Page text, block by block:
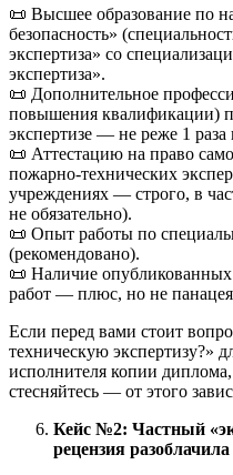
📜 Высшее образование по
безопасность»
экспертиза» со
экспертиза».
📜 Дополнительное
повышения квалификации)
экспертизе — не реже 1 раза
📜 Аттестацию на право
пожарно-технических
учреждениях — строго, в
не обязательно).
📜 Опыт работы по
(рекомендовано).
📜 Наличие
работ — плюс, но не
Если перед вами стоит
техническую экспертизу?»
исполнителя копии
стесняйтесь — от этого
Кейс №2: Частный
рецензия